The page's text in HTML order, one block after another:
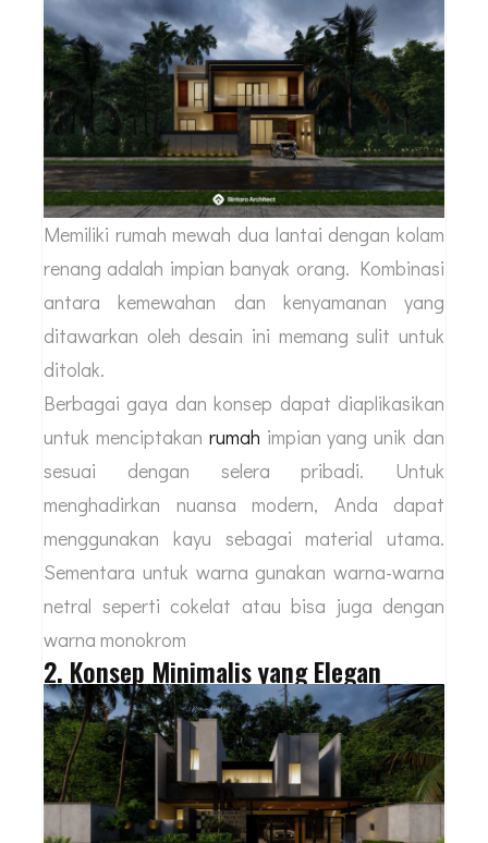
Memiliki rumah mewah dua lantai dengan kolam
renang adalah impian banyak orang. Kombinasi
antara kemewahan dan kenyamanan yang
ditawarkan oleh desain ini memang sulit untuk
ditolak.
Berbagai gaya dan konsep dapat diaplikasikan
untuk menciptakan rumah impian yang unik dan
sesuai dengan selera pribadi. Untuk
menghadirkan nuansa modern, Anda dapat
menggunakan kayu sebagai material utama.
Sementara untuk warna gunakan warna-warna
netral seperti cokelat atau bisa juga dengan
warna monokrom
2. Konsep Minimalis yang Elegan